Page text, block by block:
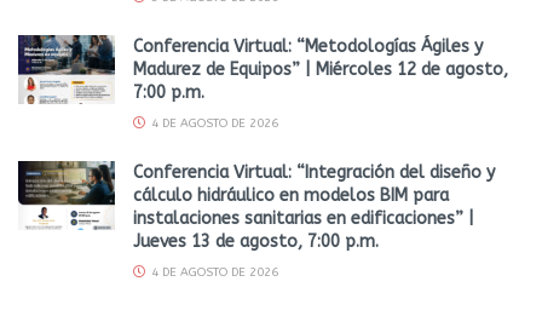
Conferencia Virtual: “Metodologías Ágiles y
Madurez de Equipos” | Miércoles 12 de agosto,
7:00 p.m.
4 DE AGOSTO DE 2026
Conferencia Virtual: “Integración del diseño y
cálculo hidráulico en modelos BIM para
instalaciones sanitarias en edificaciones” |
Jueves 13 de agosto, 7:00 p.m.
4 DE AGOSTO DE 2026